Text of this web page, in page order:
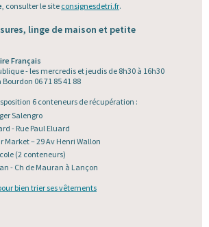
, consulter le site consignesdetri.fr.
linge de maison et petite
Français
- les mercredis et jeudis de 8h30 à 16h30
06 71 85 41 88
6 conteneurs de récupération :
Salengro
- Rue Paul Eluard
Market – 29 Av Henri Wallon
(2 conteneurs)
- Ch de Mauran à Lançon
bien trier ses vêtements